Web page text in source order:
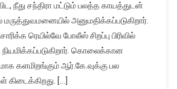
நீது சந்திரா மட்டும் பலத்த காயத்துடன்
மருத்துவமனையில் அனுமதிக்கப்படுகிறார்.
ரெயில்வே போலீஸ் சிறப்பு பிரிவில்
கொலைக்கான
களமிறங்கும் ஆர்.கே.வுக்கு பல
கிடைக்கிறது. […]